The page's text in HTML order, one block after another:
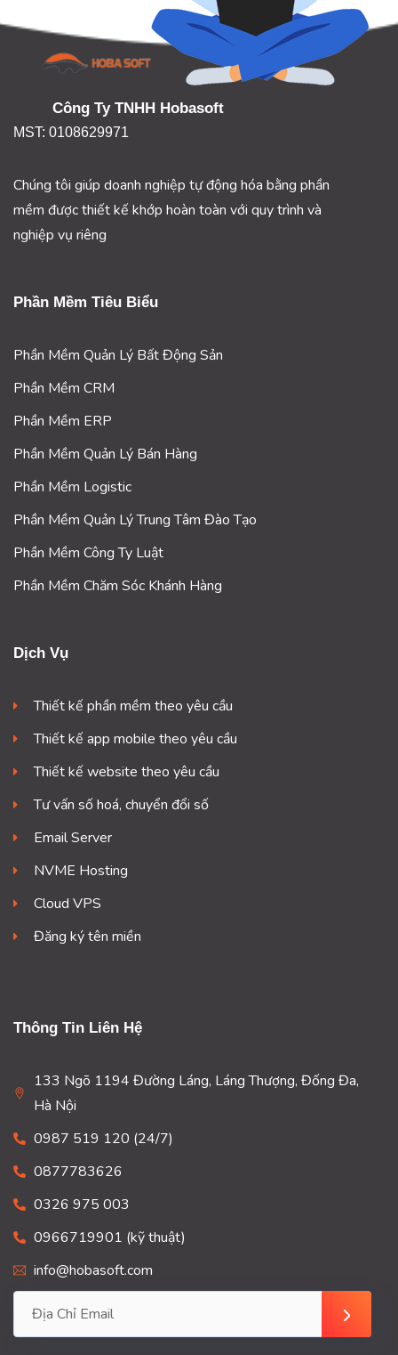
Công Ty TNHH Hobasoft
MST: 0108629971
Chúng tôi giúp doanh nghiệp tự động hóa bằng phần
mềm được thiết kế khớp hoàn toàn với quy trình và
nghiệp vụ riêng
Phần Mềm Tiêu Biểu
Phần Mềm Quản Lý Bất Động Sản
Phần Mềm CRM
Phần Mềm ERP
Phần Mềm Quản Lý Bán Hàng
Phần Mềm Logistic
Phần Mềm Quản Lý Trung Tâm Đào Tạo
Phần Mềm Công Ty Luật
Phần Mềm Chăm Sóc Khánh Hàng
Dịch Vụ
Thiết kế phần mềm theo yêu cầu
Thiết kế app mobile theo yêu cầu
Thiết kế website theo yêu cầu
Tư vấn số hoá, chuyển đổi số
Email Server
NVME Hosting
Cloud VPS
Đăng ký tên miền
Thông Tin Liên Hệ
133 Ngõ 1194 Đường Láng, Láng Thượng, Đống Đa,
Hà Nội
0987 519 120 (24/7)
0877783626
0326 975 003
0966719901 (kỹ thuật)
info@hobasoft.com